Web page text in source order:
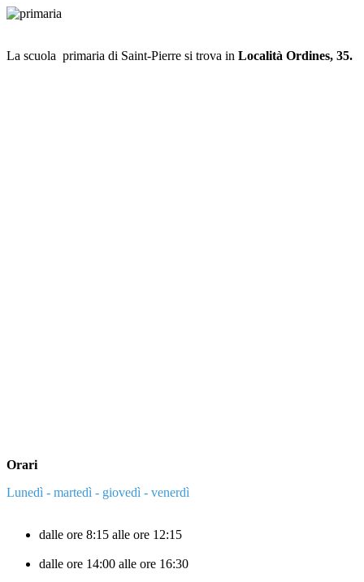
La scuola primaria di Saint-Pierre si trova in Località Ordines, 35.
Orari
Lunedì - martedì - giovedì - venerdì
dalle ore 8:15 alle ore 12:15
dalle ore 14:00 alle ore 16:30